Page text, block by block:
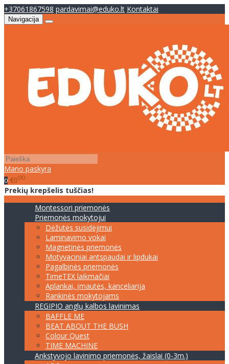
+37061867598 pardavimai@eduko.lt Kontaktai
Navigacija
Mano paskyra
0 €000
Prekių krepšelis tuščias!
Montessori priemonės
Priemonės mokytojui
Dėžutės susidėjimui
Laminavimo vokai
Magnetinės priemonės
Motyvaciniai antspaudai ir lipdukai
Pagalbinės priemonės
TimeTEX laikmačiai
Aplankai, įmautės, kanceliarija
Rankinės mokytojams
REGIPIO anglų kalbos lavinimas
BAFFLE ME
BEAT ABOUT THE BUSH
Colour Quest
TIME MACHINE
Ankstyvojo lavinimo priemonės, žaislai (0-3m.)